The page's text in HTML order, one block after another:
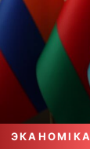
ЭКАНОМІКА